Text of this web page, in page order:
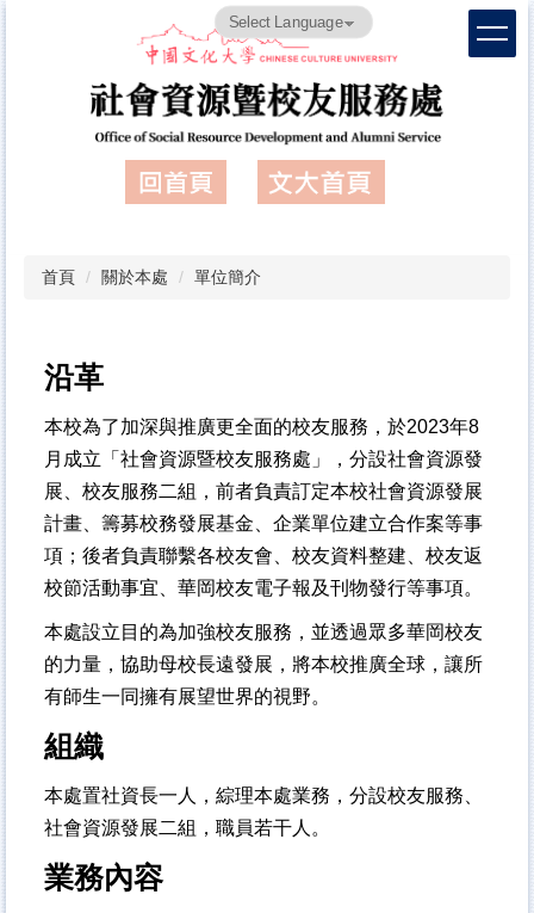
Translate
首頁 關於本處 單位簡介
沿革
本校為了加深與推廣更全面的校友服務，於2023年8
月成立「社會資源暨校友服務處」，分設社會資源發
展、校友服務二組，前者負責訂定本校社會資源發展
計畫、籌募校務發展基金、企業單位建立合作案等事
項；後者負責聯繫各校友會、校友資料整建、校友返
校節活動事宜、華岡校友電子報及刊物發行等事項。
本處設立目的為加強校友服務，並透過眾多華岡校友
的力量，協助母校長遠發展，將本校推廣全球，讓所
有師生一同擁有展望世界的視野。
組織
本處置社資長一人，綜理本處業務，分設校友服務、
社會資源發展二組，職員若干人。
業務內容